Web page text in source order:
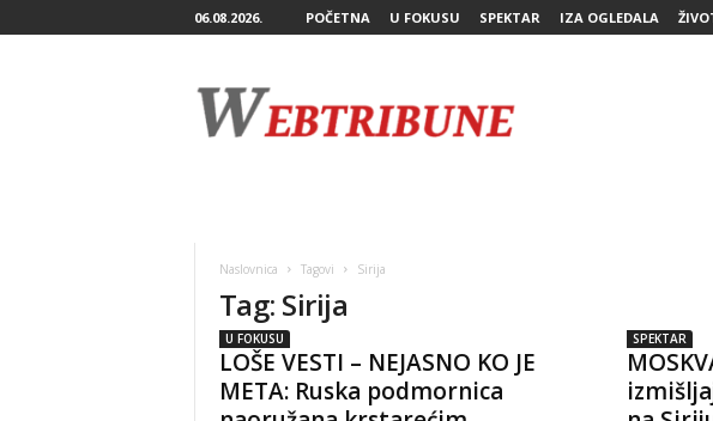
06.08.2026. POČETNA U FOKUSU SPEKTAR IZA OGLEDALA
Naslovnica Tagovi Sirija
Tag: Sirija
U FOKUSU
LOŠE VESTI – NEJASNO KO JE
META: Ruska podmornica
SPEKTAR